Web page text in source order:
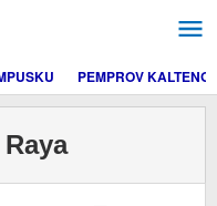
PEMPROV KALTENG